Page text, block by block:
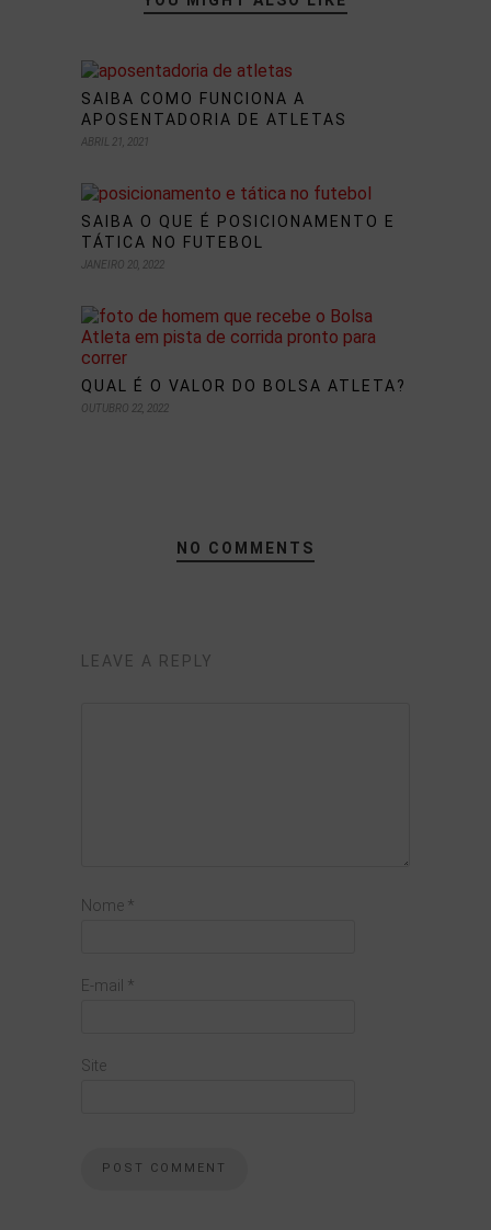
SAIBA COMO FUNCIONA A
APOSENTADORIA DE ATLETAS
ABRIL 21, 2021
SAIBA O QUE É POSICIONAMENTO E
TÁTICA NO FUTEBOL
JANEIRO 20, 2022
QUAL É O VALOR DO BOLSA ATLETA?
OUTUBRO 22, 2022
NO COMMENTS
LEAVE A REPLY
Nome *
E-mail *
Site